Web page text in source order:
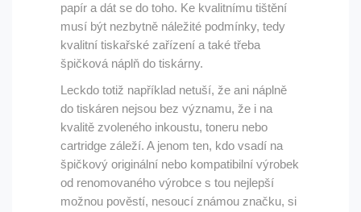
papír a dát se do toho. Ke kvalitnímu tištění
musí být nezbytně náležité podmínky, tedy
kvalitní tiskařské zařízení a také třeba
špičková náplň do tiskárny.
Leckdo totiž například netuší, že ani náplně
do tiskáren nejsou bez významu, že i na
kvalitě zvoleného inkoustu, toneru nebo
cartridge záleží. A jenom ten, kdo vsadí na
špičkový originální nebo kompatibilní výrobek
od renomovaného výrobce s tou nejlepší
možnou pověstí, nesoucí známou značku, si